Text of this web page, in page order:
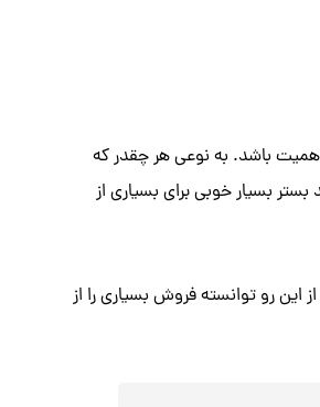
حائز اهمیت باشد. به نوعی هر چقدر که
بسیار خوبی برای بسیاری از
انواع گیاهان است و از این رو توانسته فروش بسیاری را از